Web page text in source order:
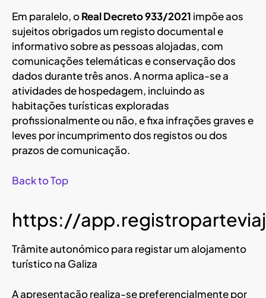
Em paralelo, oReal Decreto 933/2021 impõe aos
sujeitos obrigados um registo documental e
informativo sobre as pessoas alojadas, com
comunicações telemáticas e conservação dos
dados durante três anos. A norma aplica-se a
atividades de hospedagem, incluindo as
habitações turísticas exploradas
profissionalmente ou não, e fixa infrações graves e
leves por incumprimento dos registos ou dos
prazos de comunicação.
Back to Top
https://
Trâmite autonómico para registar um alojamento
turístico na Galiza
A apresentação realiza-se preferencialmente por